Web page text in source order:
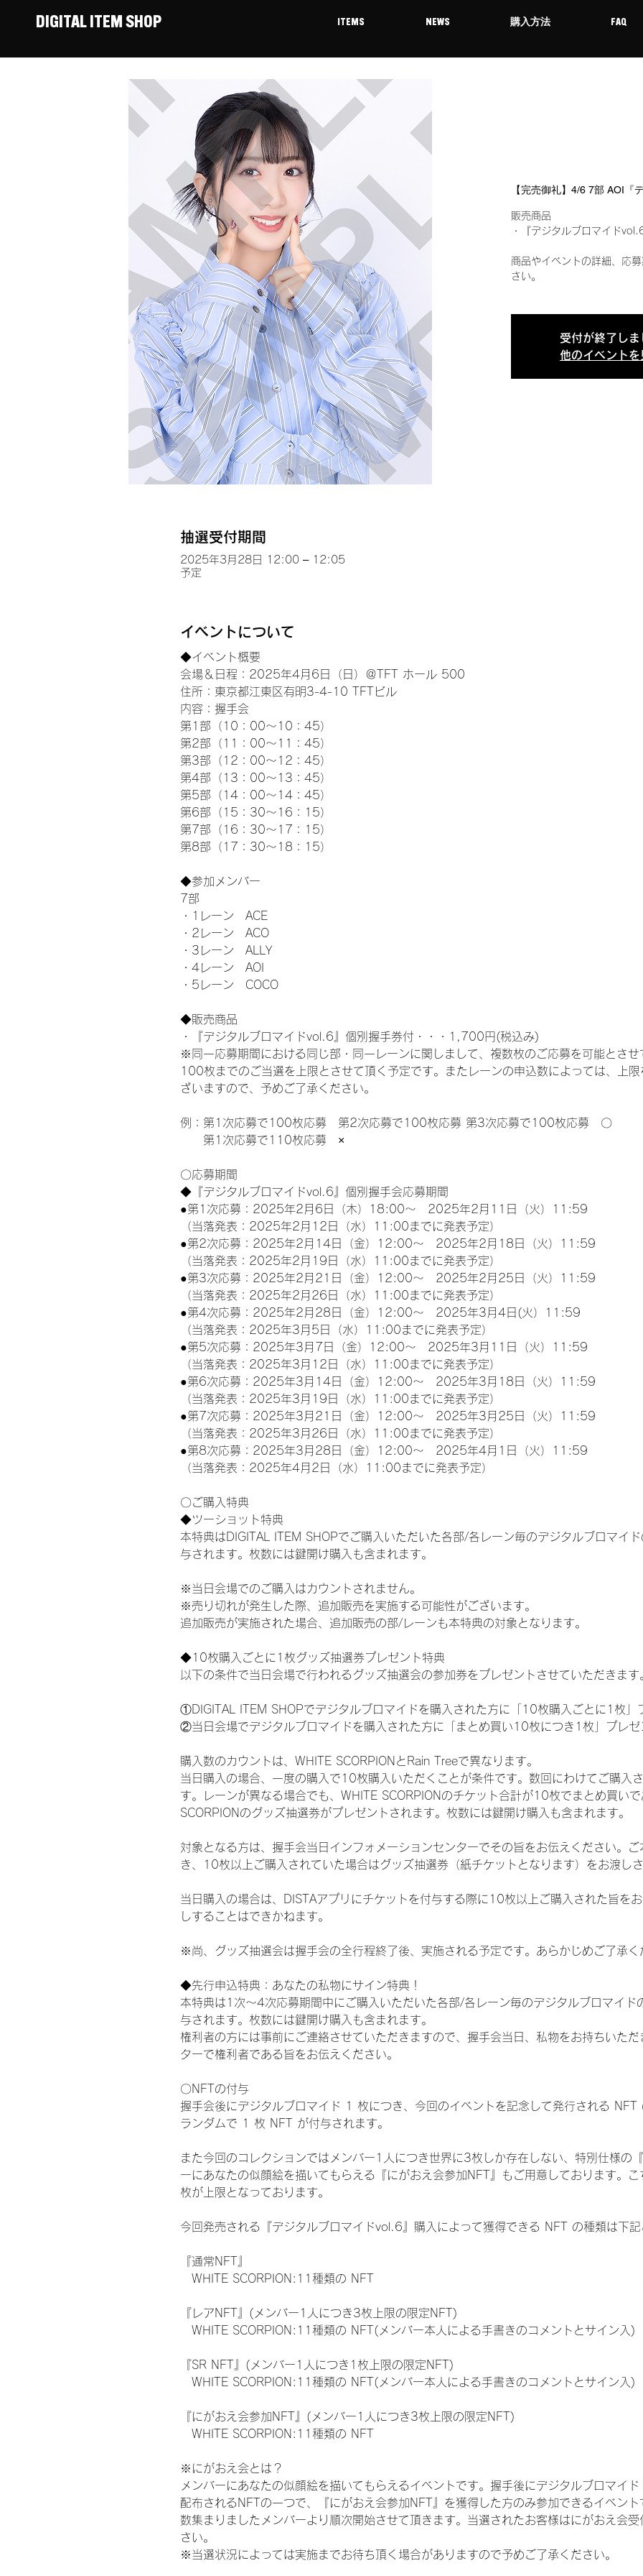
DIGITAL ITEM SHOP ITEMS NEWS 購入方法 FAQ
【完売御礼】4/6 7部 AOI『
販売商品
・『デジタルブロマイド
商品やイベントの詳細、応
さい。
受付が終了しま
他のイベントを
抽選受付期間
2025年3月28日 12:00 – 12:05
予定
イベントについて
◆イベント概要
会場＆日程：2025年4月6日（日）＠TFT ホール 500
住所：東京都江東区有明3-4-10 TFTビル
内容：握手会
第1部（10：00～10：45）
第2部（11：00～11：45）
第3部（12：00～12：45）
第4部（13：00～13：45）
第5部（14：00～14：45）
第6部（15：30～16：15）
第7部（16：30～17：15）
第8部（17：30～18：15）
◆参加メンバー
7部
・1レーン　ACE
・2レーン　ACO
・3レーン　ALLY
・4レーン　AOI
・5レーン　COCO
◆販売商品
・『デジタルブロマイドvol.6』個別握手券付・・・1,700円(税込み)
※同一応募期間における同じ部・同一レーンに関しまして、複数枚のご応募を可能とさ
100枚までのご当選を上限とさせて頂く予定です。またレーンの申込数によっては、上
ざいますので、予めご了承ください。
例：第1次応募で100枚応募　第2次応募で100枚応募 第3次応募で100枚応募　〇
第1次応募で110枚応募　×
〇応募期間
◆『デジタルブロマイドvol.6』個別握手会応募期間
●第1次応募：2025年2月6日（木）18:00～　2025年2月11日（火）11:59
（当落発表：2025年2月12日（水）11:00までに発表予定）
●第2次応募：2025年2月14日（金）12:00～　2025年2月18日（火）11:59
（当落発表：2025年2月19日（水）11:00までに発表予定）
●第3次応募：2025年2月21日（金）12:00～　2025年2月25日（火）11:59
（当落発表：2025年2月26日（水）11:00までに発表予定）
●第4次応募：2025年2月28日（金）12:00～　2025年3月4日(火）11:59
（当落発表：2025年3月5日（水）11:00までに発表予定）
●第5次応募：2025年3月7日（金）12:00～　2025年3月11日（火）11:59
（当落発表：2025年3月12日（水）11:00までに発表予定）
●第6次応募：2025年3月14日（金）12:00～　2025年3月18日（火）11:59
（当落発表：2025年3月19日（水）11:00までに発表予定）
●第7次応募：2025年3月21日（金）12:00～　2025年3月25日（火）11:59
（当落発表：2025年3月26日（水）11:00までに発表予定）
●第8次応募：2025年3月28日（金）12:00～　2025年4月1日（火）11:59
（当落発表：2025年4月2日（水）11:00までに発表予定）
〇ご購入特典
◆ツーショット特典
本特典はDIGITAL ITEM SHOPでご購入いただいた各部/各レーン毎のデジタルブロマイ
与されます。枚数には鍵開け購入も含まれます。
※当日会場でのご購入はカウントされません。
※売り切れが発生した際、追加販売を実施する可能性がございます。
追加販売が実施された場合、追加販売の部/レーンも本特典の対象となります。
◆10枚購入ごとに1枚グッズ抽選券プレゼント特典
以下の条件で当日会場で行われるグッズ抽選会の参加券をプレゼントさせていただきます
①DIGITAL ITEM SHOPでデジタルブロマイドを購入された方に「10枚購入ごとに1枚」
②当日会場でデジタルブロマイドを購入された方に「まとめ買い10枚につき1枚」プレゼ
購入数のカウントは、WHITE SCORPIONとRain Treeで異なります。
当日購入の場合、一度の購入で10枚購入いただくことが条件です。数回にわけてご購入
す。レーンが異なる場合でも、WHITE SCORPIONのチケット合計が10枚でまとめ買い
SCORPIONのグッズ抽選券がプレゼントされます。枚数には鍵開け購入も含まれます。
対象となる方は、握手会当日インフォメーションセンターでその旨をお伝えください。
き、10枚以上ご購入されていた場合はグッズ抽選券（紙チケットとなります）をお渡しさ
当日購入の場合は、DISTAアプリにチケットを付与する際に10枚以上ご購入された旨を
しすることはできかねます。
※尚、グッズ抽選会は握手会の全行程終了後、実施される予定です。あらかじめご了承く
◆先行申込特典：あなたの私物にサイン特典！
本特典は1次〜4次応募期間中にご購入いただいた各部/各レーン毎のデジタルブロマイド
与されます。枚数には鍵開け購入も含まれます。
権利者の方には事前にご連絡させていただきますので、握手会当日、私物をお持ちいた
ターで権利者である旨をお伝えください。
〇NFTの付与
握手会後にデジタルブロマイド 1 枚につき、今回のイベントを記念して発行される NFT
ランダムで 1 枚 NFT が付与されます。
また今回のコレクションではメンバー1人につき世界に3枚しか存在しない、特別仕様の
ーにあなたの似顔絵を描いてもらえる『にがおえ会参加NFT』もご用意しております。
枚が上限となっております。
今回発売される『デジタルブロマイドvol.6』購入によって獲得できる NFT の種類は下記
『通常NFT』
WHITE SCORPION:11種類の NFT
『レアNFT』(メンバー1人につき3枚上限の限定NFT)
WHITE SCORPION:11種類の NFT(メンバー本人による手書きのコメントとサイン入)
『SR NFT』(メンバー1人につき1枚上限の限定NFT)
WHITE SCORPION:11種類の NFT(メンバー本人による手書きのコメントとサイン入)
『にがおえ会参加NFT』(メンバー1人につき3枚上限の限定NFT)
WHITE SCORPION:11種類の NFT
※にがおえ会とは？
メンバーにあなたの似顔絵を描いてもらえるイベントです。握手後にデジタルブロマイ
配布されるNFTの一つで、『にがおえ会参加NFT』を獲得した方のみ参加できるイベン
数集まりましたメンバーより順次開始させて頂きます。当選されたお客様はにがおえ会
さい。
※当選状況によっては実施までお待ち頂く場合がありますので予めご了承ください。